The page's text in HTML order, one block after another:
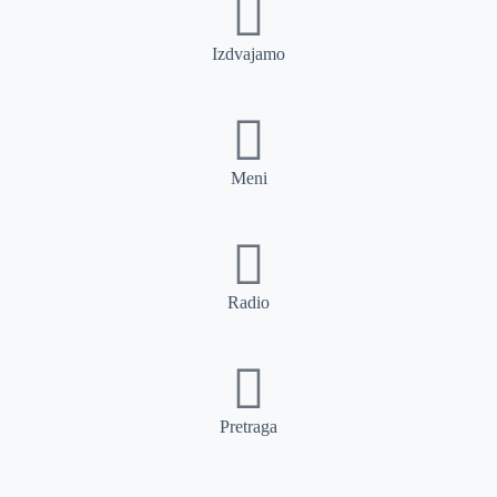
Izdvajamo
Meni
Radio
Pretraga